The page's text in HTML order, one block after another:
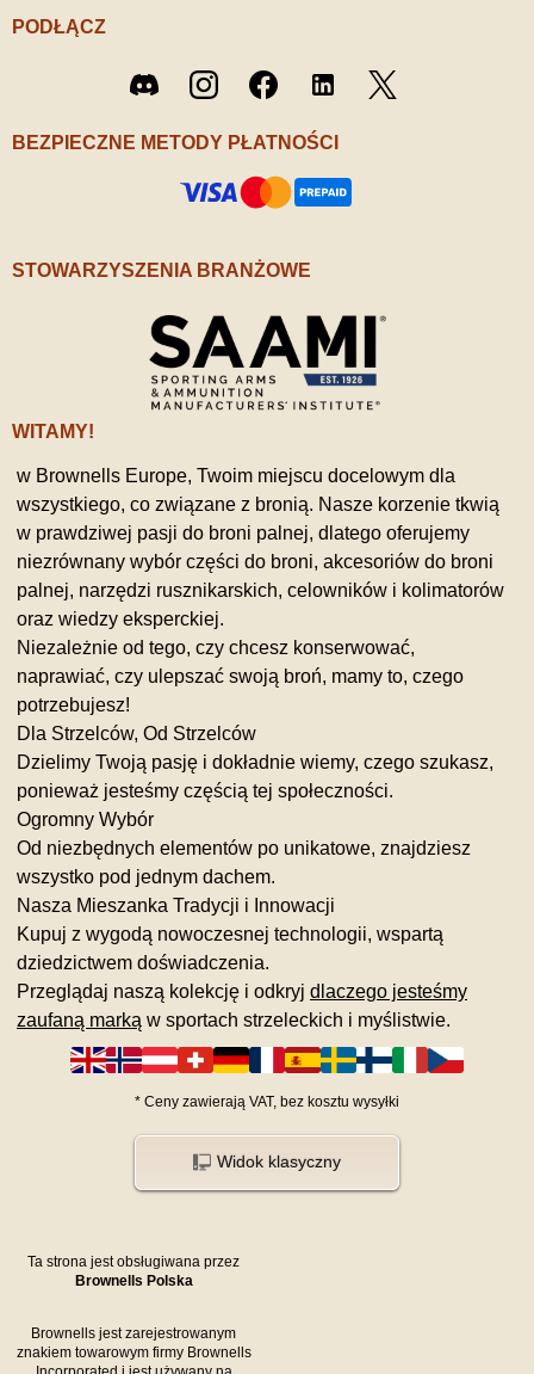
PODŁĄCZ
Discord Instagram Facebook LinkedIn
BEZPIECZNE METODY PŁATNOŚCI
STOWARZYSZENIA BRANŻOWE
WITAMY!
w Brownells Europe, Twoim miejscu docelowym dla
wszystkiego, co związane z bronią. Nasze korzenie tkwią
w prawdziwej pasji do broni palnej, dlatego oferujemy
niezrównany wybór części do broni, akcesoriów do broni
palnej, narzędzi rusznikarskich, celowników i kolimatorów
oraz wiedzy eksperckiej.
Niezależnie od tego, czy chcesz konserwować,
naprawiać, czy ulepszać swoją broń, mamy to, czego
potrzebujesz!
Dla Strzelców, Od Strzelców
Dzielimy Twoją pasję i dokładnie wiemy, czego szukasz,
ponieważ jesteśmy częścią tej społeczności.
Ogromny Wybór
Od niezbędnych elementów po unikatowe, znajdziesz
wszystko pod jednym dachem.
Nasza Mieszanka Tradycji i Innowacji
Kupuj z wygodą nowoczesnej technologii, wspartą
dziedzictwem doświadczenia.
Przeglądaj naszą kolekcję i odkryj dlaczego jesteśmy
zaufaną marką w sportach strzeleckich i myślistwie.
* Ceny zawierają VAT, bez kosztu wysyłki
Widok klasyczny
Ta strona jest obsługiwana przez
Brownells Polska
Brownells jest zarejestrowanym
znakiem towarowym firmy Brownells